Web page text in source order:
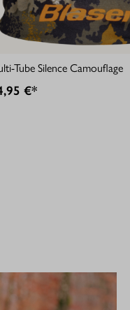
Tube Silence Camouflage
€*